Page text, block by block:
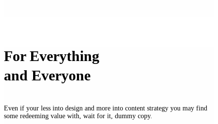
For Everything
and Everyone
Even if your less into design and more into content strategy you may find
some redeeming value with, wait for it, dummy copy.